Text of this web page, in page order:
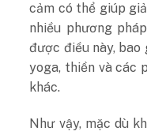
cảm có thể giúp
nhiều phương
được điều này,
yoga, thiền và các
khác.
Như vậy, mặc dù